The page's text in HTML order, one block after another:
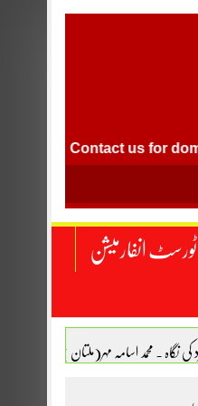
Contact us for domestic
ٹورسٹ انفارمیشن
کی نگاہ . محمد اسامہ مہر(ملتان )